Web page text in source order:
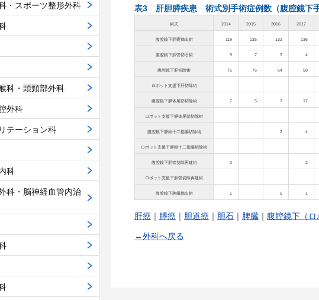
表3 肝胆膵疾患 術式別手術症例数（腹腔鏡下手
術式 2014 2015 2016 2017
腹腔鏡下胆嚢摘出術 119 125 132 136
腹腔鏡下胆管切石術 9 7 3 4
腹腔鏡下肝切除術 76 76 64 58
ロボット支援下肝切除術
腹腔鏡下膵体尾部切除術 7 5 7 17
ロボット支援下膵体尾部切除術
腹腔鏡下膵頭十二指腸切除術 2 4
ロボット支援下膵頭十二指腸切除術
腹腔鏡下胆管切除再建術 3 2
ロボット支援下胆管切除再建術
腹腔鏡下脾臓摘出術 1 5 1
肝癌 ｜ 膵癌 ｜ 胆道癌 ｜ 胆石 ｜ 脾臓 ｜ 腹腔鏡下（
←外科へ戻る
・スポーツ整形外科
科・頭頸部外科
外科
テーション科
科
科・脳神経血管内治